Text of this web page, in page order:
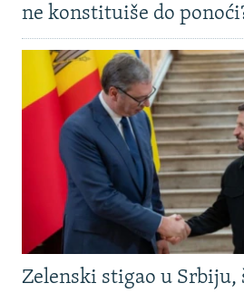
ne konstituiše do
Zelenski stigao u Srbiju,